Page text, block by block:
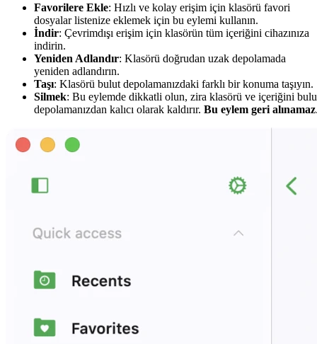
Favorilere Ekle: Hızlı ve kolay erişim için klasörü favori
dosyalar listenize eklemek için bu eylemi kullanın.
İndir: Çevrimdışı erişim için klasörün tüm içeriğini cihazınıza
indirin.
Yeniden Adlandır: Klasörü doğrudan uzak depolamada
yeniden adlandırın.
Taşı: Klasörü bulut depolamanızdaki farklı bir konuma taşıyın.
Silmek: Bu eylemde dikkatli olun, zira klasörü ve içeriğini
depolamanızdan kalıcı olarak kaldırır. Bu eylem geri alınamaz